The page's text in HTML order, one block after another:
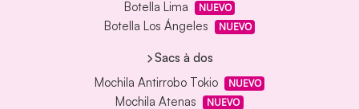
Botella Lima NUEVO
Botella Los Ángeles NUEVO
Sacs à dos
Mochila Antirrobo Tokio
NUEVO
Mochila Atenas NUEVO